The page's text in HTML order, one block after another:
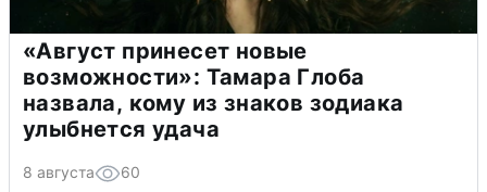
«Август принесет новые
возможности»: Тамара Глоба
назвала, кому из знаков зодиака
улыбнется удача
8 августа 60